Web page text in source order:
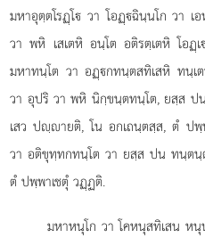
มหาอุตฺตโรฏฺโ วา โอฏฺฉินฺนโก วา
วา พหิ เสเตหิ อนฺโต อติรตฺเตหิ โอฏฺ
มหาทนฺโต วา อฏฺกทนฺตสทิเสหิ ทนฺเ
วา อุปริ วา พหิ นิกฺขนฺตทนฺโต, ยสฺส ป
เสว ปฺายติ, โน อกเถนฺตสฺส, ตํ ป
วา อติขุทฺทกทนฺโต วา ยสฺส ปน ทนฺตนฺ
ตํ ปพฺพาเชตุํ วฏฺฏติ.
มหาหนุโก วา โคหนุสทิเสน ห